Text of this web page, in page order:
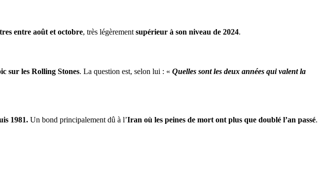
entre août et octobre, très légèrement supérieur à son niveau de 2024.
sur les Rolling Stones. La question est, selon lui : « Quelles sont les deux années qui valent la
1981. Un bond principalement dû à l’Iran où les peines de mort ont plus que doublé l’an passé.